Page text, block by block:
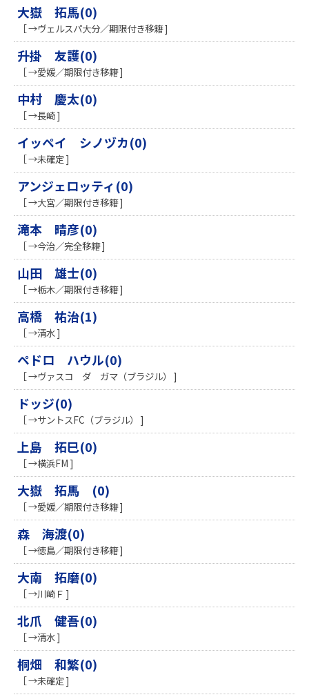
大嶽 拓馬(0)
［ →ヴェルスパ大分／期限付き移籍 ]
升掛 友護(0)
［ →愛媛／期限付き移籍 ]
中村 慶太(0)
［ →長崎 ]
イッペイ シノヅカ(0)
［ →未確定 ]
アンジェロッティ(0)
［ →大宮／期限付き移籍 ]
滝本 晴彦(0)
［ →今治／完全移籍 ]
山田 雄士(0)
［ →栃木／期限付き移籍 ]
高橋 祐治(1)
［ →清水 ]
ペドロ ハウル(0)
［ →ヴァスコ ダ ガマ（ブラジル） ]
ドッジ(0)
［ →サントスFC（ブラジル） ]
上島 拓巳(0)
［ →横浜FM ]
大嶽 拓馬 (0)
［ →愛媛／期限付き移籍 ]
森 海渡(0)
［ →徳島／期限付き移籍 ]
大南 拓磨(0)
［ →川崎Ｆ ]
北爪 健吾(0)
［ →清水 ]
桐畑 和繁(0)
［ →未確定 ]